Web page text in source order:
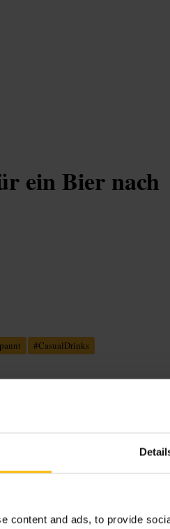
content and ads, to provide
ein Bier nach
#CasualDrinks
auf gezapfte Biere und
und bestellbar am Tresen.